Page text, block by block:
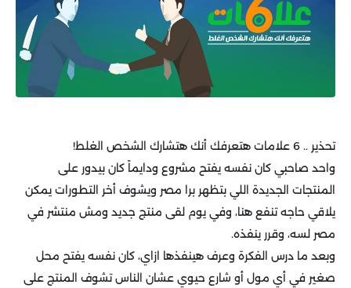
تحذير .. 6 علامات هتعرفك أنك هتشارك الشخص الغلط!
واحد صاحبي كان نفسه يفتح مشروع ودايماً كان بيدور على
المنتجات الجديدة اللي بتظهر برا مصر ويشوف أخر التطورات يمكن
يلاقي حاجه تنفع هنا، وفي يوم لقى منتج جديد ومش منتشر في
مصر لسه، وقرر ينفذه.
وبعد ما درس الفكرة وعرف هينفذها ازاي، كان نفسه يفتح محل
صغير في أي مول أو شارع حيوي عشان الناس تشوف المنتج على